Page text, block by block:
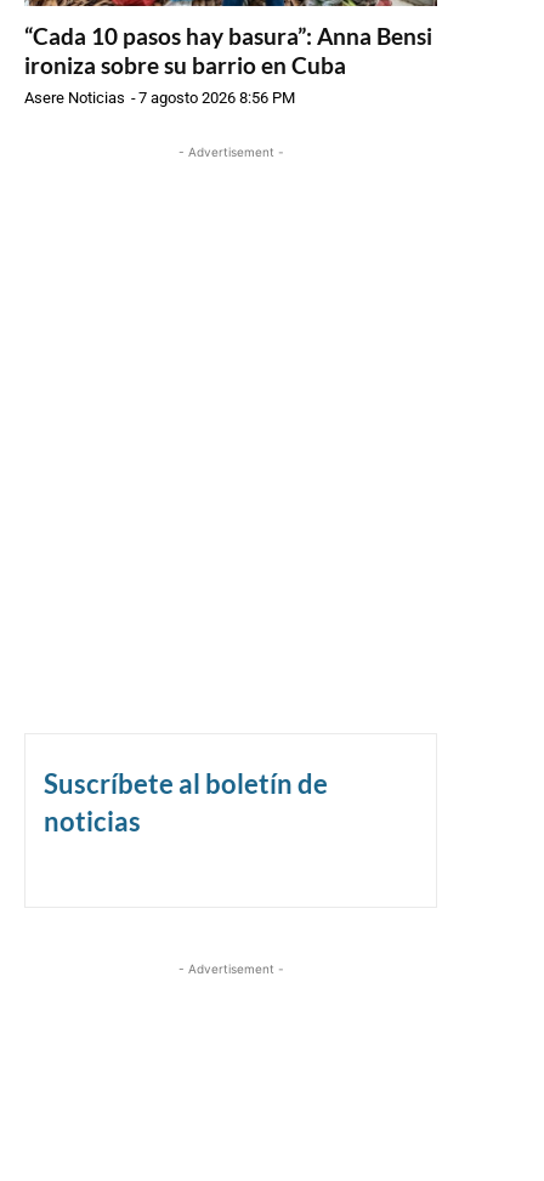
“Cada 10 pasos hay basura”: Anna Bensi
ironiza sobre su barrio en Cuba
Asere Noticias -7 agosto 2026 8:56 PM
- Advertisement -
Suscríbete al boletín de
noticias
- Advertisement -